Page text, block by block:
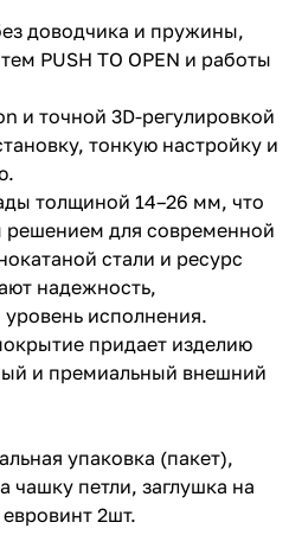
доводчика и пружины,
PUSH TO OPEN и работы
и точной 3D-регулировкой
тонкую настройку и
толщиной 14–26 мм, что
решением для современной
стали и ресурс
надежность,
исполнения.
придает изделию
и премиальный внешний
упаковка (пакет),
чашку петли, заглушка на
2шт.